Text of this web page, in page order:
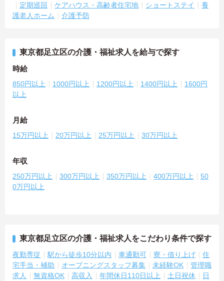
定期巡回
ケアハウス・高齢者住宅地 ショートステイ
養
護老人ホーム
介護予防
東京都足立区の介護・福祉求人を給与で探す
時給
850円以上 1000円以上 1200円以上 1400円以上
1600円
以上
月給
15万円以上 20万円以上 25万円以上 30万円以上
年収
250万円以上 300万円以上 350万円以上 400万円以上
50
0万円以上
東京都足立区の介護・福祉求人をこだわり条件で探す
夜勤専従 駅から徒歩10分以内 車通勤可 寮・借り上げ
住
宅手当・補助
オープニングスタッフ募集 未経験OK
管理職
求人
無資格OK 高収入 年間休日110日以上 土日祝休
日